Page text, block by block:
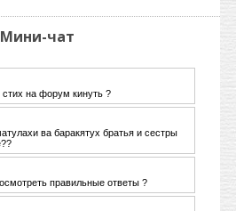
Мини-чат